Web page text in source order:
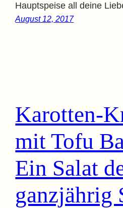
Hauptspeise all deine
August 12, 2017
Karotten-
mit Tofu
Ein Salat
ganzjährig